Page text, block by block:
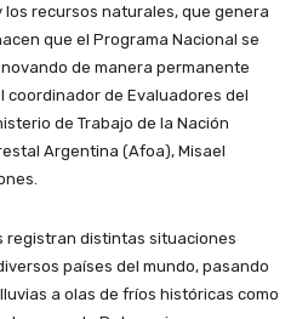
recursos naturales, que genera
que el Programa Nacional se
de manera permanente
coordinador de Evaluadores del
de Trabajo de la Nación
Argentina (Afoa), Misael
registran distintas situaciones
países del mundo, pasando
a olas de fríos históricas como